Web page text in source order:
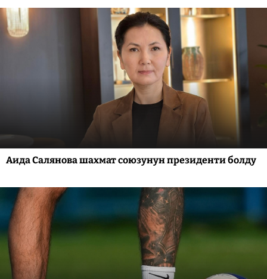
Аида Салянова шахмат союзунун президенти болду